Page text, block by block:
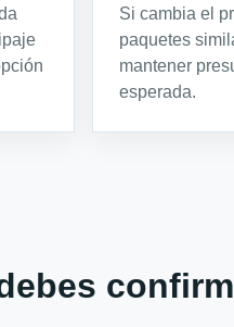
Si cambia el
paquetes
mantener
esperada.